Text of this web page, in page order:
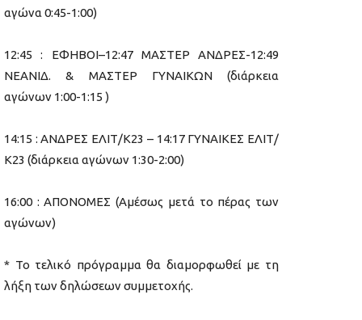
αγώνα 0:45-1:00)
12:45 : ΕΦΗΒΟΙ–12:47 ΜΑΣΤΕΡ ΑΝΔΡΕΣ-12:49
ΝΕΑΝΙΔ. & ΜΑΣΤΕΡ ΓΥΝΑΙΚΩΝ (διάρκεια
αγώνων 1:00-1:15 )
14:15 : ΑΝΔΡΕΣ ΕΛΙΤ/Κ23 – 14:17 ΓΥΝΑΙΚΕΣ ΕΛΙΤ/
Κ23 (διάρκεια αγώνων 1:30-2:00)
16:00 : ΑΠΟΝΟΜΕΣ (Αμέσως μετά το πέρας των
αγώνων)
* Το τελικό πρόγραμμα θα διαμορφωθεί με τη
λήξη των δηλώσεων συμμετοχής.